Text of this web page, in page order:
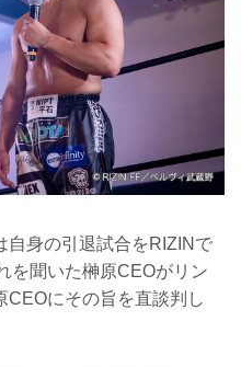
自身の引退試合をRIZINで
を聞いた榊原CEOがリン
CEOにその旨を直談判し